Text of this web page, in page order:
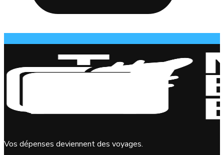
Vos dépenses deviennent des voyages.